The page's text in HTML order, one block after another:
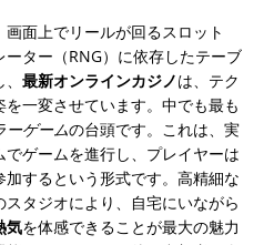
面上でリールが回るスロット
ター（RNG）に依存したテーブ
最新オンラインカジノは、テク
一変させています。中でも最も
ーゲームの台頭です。これは、実
ゲームを進行し、プレイヤーは
するという形式です。高精細な
タジオにより、自宅にいながら
気を体感できることが最大の魅力